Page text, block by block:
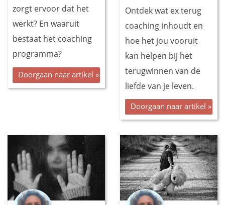
zorgt ervoor dat het
werkt? En waaruit
bestaat het coaching
programma?
Doorgaan naar artikel »
Ontdek wat ex terug
coaching inhoudt en
hoe het jou vooruit
kan helpen bij het
terugwinnen van de
liefde van je leven.
Doorgaan naar artikel »